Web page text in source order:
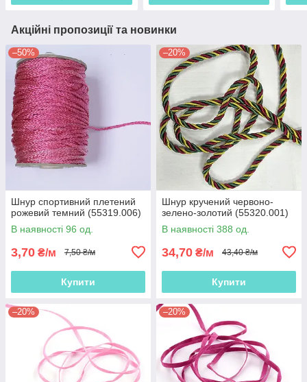
Акційні пропозиції та новинки
–50%
Шнур спортивний плетений
рожевий темний (55319.006)
В наявності 96 од.
3,70 ₴/м 7,50 ₴/м
Купити
–20%
Шнур кручений червоно-
зелено-золотий (55320.001)
В наявності 388 од.
34,70 ₴/м 43,40 ₴/м
Купити
–20% –20%